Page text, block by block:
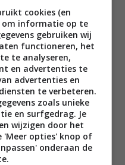
cookies (en
om informatie op te
gebruiken wij
functioneren, het
te analyseren,
en advertenties te
advertenties en
te verbeteren.
zoals unieke
en surfgedrag. Je
wijzigen door het
'Meer opties' knop of
onderaan de